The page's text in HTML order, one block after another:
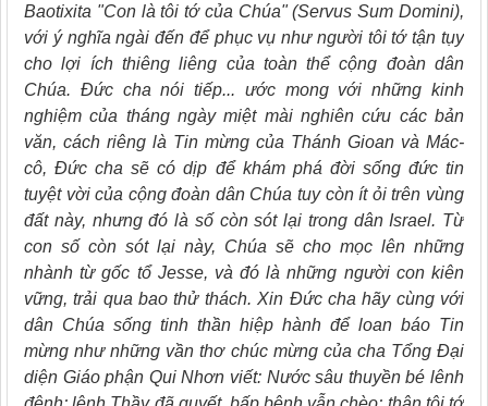
Baotixita "Con là tôi tớ của Chúa" (Servus Sum Domini),
với ý nghĩa ngài đến để phục vụ như người tôi tớ tận tụy
cho lợi ích thiêng liêng của toàn thể cộng đoàn dân
Chúa. Đức cha nói tiếp... ước mong với những kinh
nghiệm của tháng ngày miệt mài nghiên cứu các bản
văn, cách riêng là Tin mừng của Thánh Gioan và Mác-
cô, Đức cha sẽ có dịp để khám phá đời sống đức tin
tuyệt vời của cộng đoàn dân Chúa tuy còn ít ỏi trên vùng
đất này, nhưng đó là số còn sót lại trong dân Israel. Từ
con số còn sót lại này, Chúa sẽ cho mọc lên những
nhành từ gốc tổ Jesse, và đó là những người con kiên
vững, trải qua bao thử thách. Xin Đức cha hãy cùng với
dân Chúa sống tinh thần hiệp hành để loan báo Tin
mừng như những vần thơ chúc mừng của cha Tổng Đại
diện Giáo phận Qui Nhơn viết: Nước sâu thuyền bé lênh